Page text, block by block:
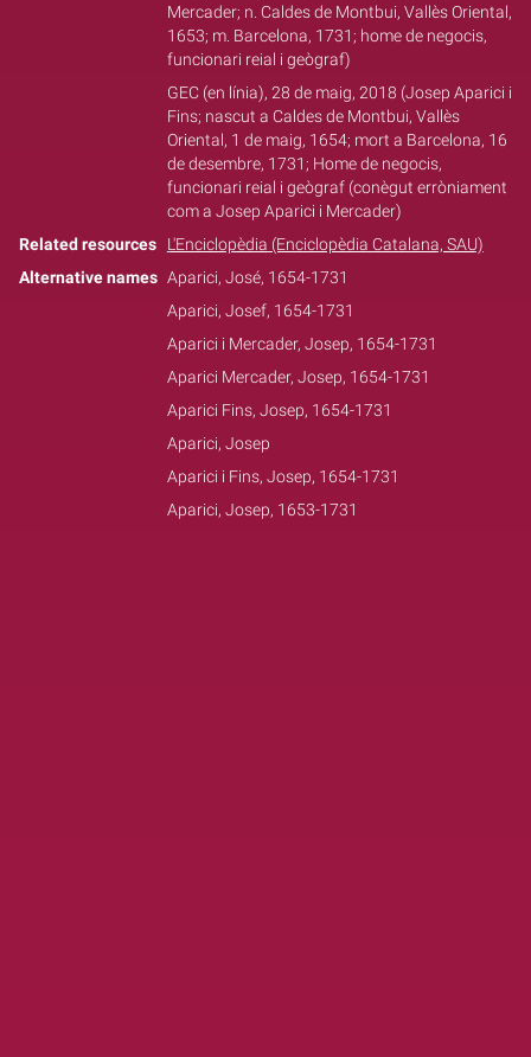
Mercader; n. Caldes de Montbui, Vallès Oriental,
1653; m. Barcelona, 1731; home de negocis,
funcionari reial i geògraf)
GEC (en línia), 28 de maig, 2018 (Josep Aparici i
Fins; nascut a Caldes de Montbui, Vallès
Oriental, 1 de maig, 1654; mort a Barcelona, 16
de desembre, 1731; Home de negocis,
funcionari reial i geògraf (conègut erròniament
com a Josep Aparici i Mercader)
Related resources L'Enciclopèdia (Enciclopèdia Catalana, SAU)
Alternative names Aparici, José, 1654-1731
Aparici, Josef, 1654-1731
Aparici i Mercader, Josep, 1654-1731
Aparici Mercader, Josep, 1654-1731
Aparici Fins, Josep, 1654-1731
Aparici, Josep
Aparici i Fins, Josep, 1654-1731
Aparici, Josep, 1653-1731